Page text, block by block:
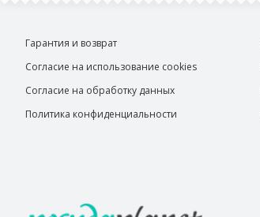
Гарантия и возврат
Согласие на использование cookies
Согласие на обработку данных
Политика конфиденциальности